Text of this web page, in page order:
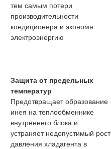
тем самым потери
производительности
кондиционера и экономя
электроэнергию
Защита от предельных
температур
Предотвращает образование
инея на теплообменнике
внутреннего блока и
устраняет недопустимый рост
давления хладагента в